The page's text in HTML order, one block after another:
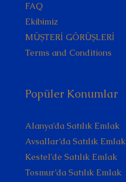
FAQ
Ekibimiz
MÜŞTERİ GÖRÜŞLERİ
Terms and Conditions
Popüler Konumlar
Alanya’da Satılık Emlak
Avsallar’da Satılık Emlak
Kestel’de Satılık Emlak
Tosmur’da Satılık Emlak